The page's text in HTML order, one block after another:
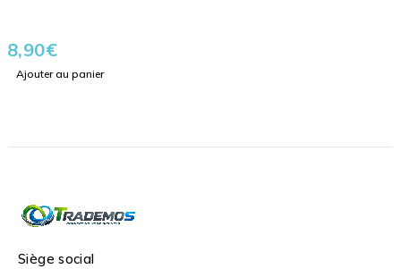
8,90€
Ajouter au panier
Siège social